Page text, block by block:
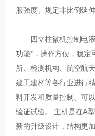
服强度、规定非比例延伸
四立柱微机控制电液
功能*，操作方便，稳定
所、检测机构、航空航
建工建材等各行业进行
料开发和质量控制。可
验证试验。 主机是在A
新的升级设计，结构更